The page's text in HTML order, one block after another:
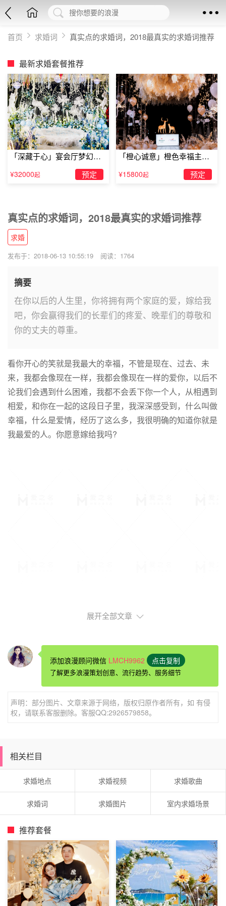
首页 求婚词 真实点的求婚词，2018最真实的求婚词推荐
最新求婚套餐推荐
「深藏于心」宴会厅梦幻主
题求婚仪式
¥32000起 预定
「橙心诚意」橙色幸福主题
露台求婚
¥15800起 预定
真实点的求婚词，2018最真实的求婚词推荐
求婚
发布于：2018-06-13 10:55:19 阅读：1764
摘要
在你以后的人生里，你将拥有两个家庭的爱，嫁给我
吧，你会赢得我们的长辈们的疼爱、晚辈们的尊敬和
你的丈夫的尊重。
看你开心的笑就是我最大的幸福，不管是现在、过去、未
来，我都会像现在一样，我都会像现在一样的爱你，以后不
论我们会遇到什么困难，我都不会丢下你一个人，从相遇到
相爱，和你在一起的这段日子里，我深深感受到，什么叫做
幸福，什么是爱情，经历了这么多，我很明确的知道你就是
我最爱的人。你愿意嫁给我吗?
朴素浪漫 经典的求婚语句
轻轻地，一片落叶飘进我的心里，占满了我全部的心。慢慢
地，我的心随落叶飘去，我再也无法找回。
这世上你最好看，眼神最让我温暖，星辰闹成一串，月色笑
什么事都为你干，因为爱你，我心最甜!
爱是一个人的事情，恋爱是两个人的事情。所以我选择爱
你，有一种爱叫做放手，我放开手，让你去寻找你那两个人
的事情。我会永远默默的守在你的身边。
展开全部文章
添加浪漫顾问微信 LMCH9962 点击复制
了解更多浪漫策划创意、流行趋势、服务细节
声明：部分图片、文章来源于网络，版权归原作者所有，如 有侵
权，请联系客服删除。客服QQ:2926579858。
相关栏目
求婚地点 求婚视频 求婚歌曲
求婚词 求婚图片 室内求婚场景
推荐套餐